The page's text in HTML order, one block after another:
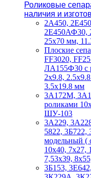
Роликовые
наличия и
2А450,
2Е450АФ30,
25х70 мм,
Плоские
FF3020,
ЛА155Ф30 с
2х9.8,
3.5х19.8 мм
3А172М,
роликами
ШУ-103
3А229,
5822,
модельный (
10х40, 7х27,
7,53х39,
3Б153,